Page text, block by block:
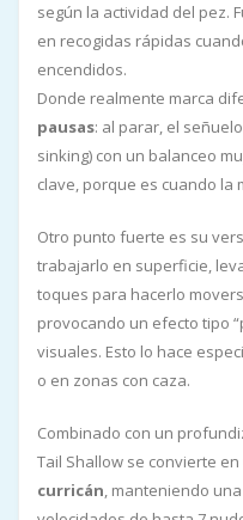
según la actividad del pez.
en recogidas rápidas
encendidos.
Donde realmente marca
pausas: al parar, el
sinking) con un balanceo
clave, porque es cuando la
Otro punto fuerte es su
trabajarlo en superficie,
toques para hacerlo
provocando un efecto tipo
visuales. Esto lo hace
o en zonas con caza.
Combinado con un
Tail Shallow se convierte
curricán, manteniendo